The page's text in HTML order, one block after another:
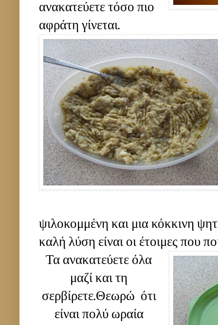
ανακατεύετε τόσο πιο
αφράτη γίνεται.
ψιλοκομμένη και μια κόκκινη
καλή λύση είναι οι έτοιμες που
Τα ανακατεύετε όλα
μαζί και τη
σερβίρετε.Θεωρώ ότι
είναι πολύ ωραία